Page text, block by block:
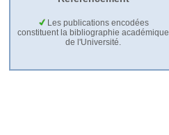
Les publications encodées
constituent la bibliographie académique
de l'Université.